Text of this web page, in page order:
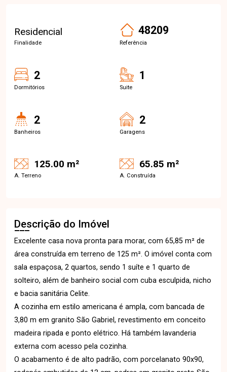
Residencial
Finalidade
48209
Referência
2
Dormitórios
1
Suite
2
Banheiros
2
Garagens
125.00 m²
A. Terreno
65.85 m²
A. Construída
Descrição do Imóvel
Excelente casa nova pronta para morar, com 65,85 m² de
área construída em terreno de 125 m². O imóvel conta com
sala espaçosa, 2 quartos, sendo 1 suíte e 1 quarto de
solteiro, além de banheiro social com cuba esculpida, nicho
e bacia sanitária Celite.
A cozinha em estilo americana é ampla, com bancada de
3,80 m em granito São Gabriel, revestimento em conceito
madeira ripada e ponto elétrico. Há também lavanderia
externa com acesso pela cozinha.
O acabamento é de alto padrão, com porcelanato 90x90,